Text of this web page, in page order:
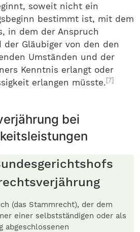
soweit nicht ein
bestimmt ist, mit dem
in dem der Anspruch
Gläubiger von den den
Umständen und der
Kenntnis erlangt oder
erlangen müsste.[7]
bei
(das Stammrecht), der dem
einer selbstständigen oder als
abgeschlossenen